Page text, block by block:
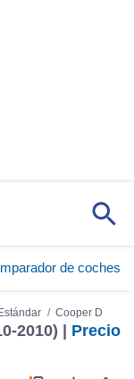
de coches
Estándar
Cooper D
2010) | Precio